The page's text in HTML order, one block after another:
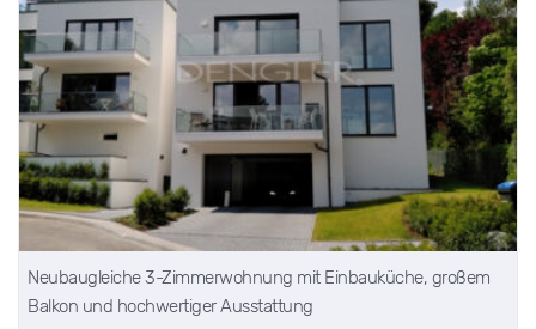
Neubaugleiche 3-Zimmerwohnung mit Einbauküche, großem
Balkon und hochwertiger Ausstattung